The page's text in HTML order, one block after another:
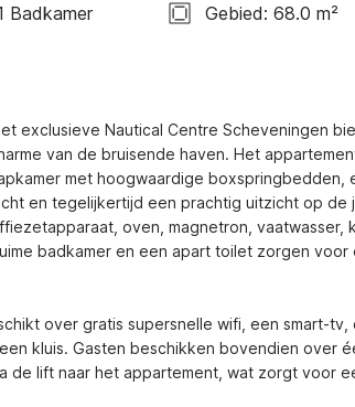
Badkamer Gebied: 68.0 m²
exclusieve Nautical Centre Scheveningen
van de bruisende haven. Het
met hoogwaardige boxspringbedden,
en tegelijkertijd een prachtig uitzicht op de
oven, magnetron, vaatwasser,
badkamer en een apart toilet zorgen
over gratis supersnelle wifi, een smart-tv,
kluis. Gasten beschikken bovendien over
lift naar het appartement, wat zorgt voor